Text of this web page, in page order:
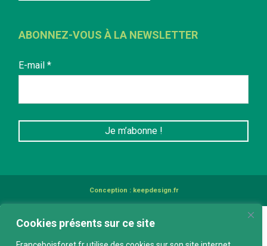
Cookies présents sur ce site
ABONNEZ-VOUS À LA NEWSLETTER
E-mail *
Conception : keepdesign.fr